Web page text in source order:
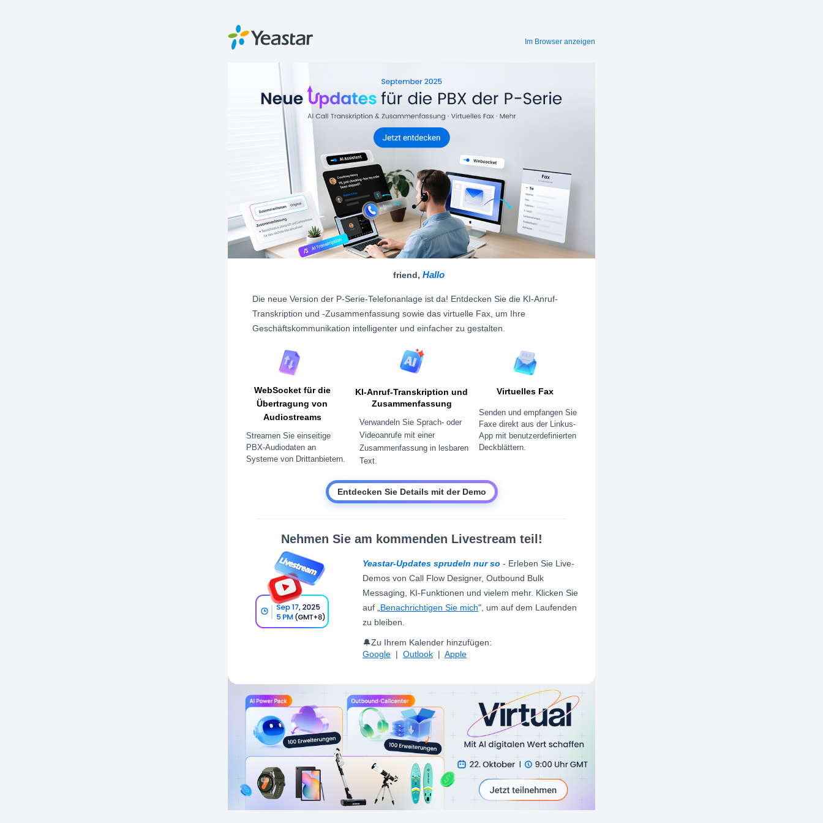
Im Browser anzeigen
friend, Hallo
Die neue Version der P-Serie-Telefonanlage ist da! Entdecken Sie die KI-Anruf-
Transkription und -Zusammenfassung sowie das virtuelle Fax, um Ihre
Geschäftskommunikation intelligenter und einfacher zu gestalten.
WebSocket für die
Übertragung von
Audiostreams
Streamen Sie einseitige
PBX-Audiodaten an
Systeme von Drittanbietern.
KI-Anruf-Transkription und
Zusammenfassung
Verwandeln Sie Sprach- oder
Videoanrufe mit einer
Zusammenfassung in lesbaren
Text.
Virtuelles Fax
Senden und empfangen Sie
Faxe direkt aus der Linkus-
App mit benutzerdefinierten
Deckblättern.
Entdecken Sie Details mit der Demo
Nehmen Sie am kommenden Livestream teil!
Yeastar-Updates sprudeln nur so - Erleben Sie Live-
Demos von Call Flow Designer, Outbound Bulk
Messaging, KI-Funktionen und vielem mehr. Klicken Sie
auf „ Benachrichtigen Sie mich", um auf dem Laufenden
zu bleiben.
🔔Zu Ihrem Kalender hinzufügen:
Google | Outlook | Apple